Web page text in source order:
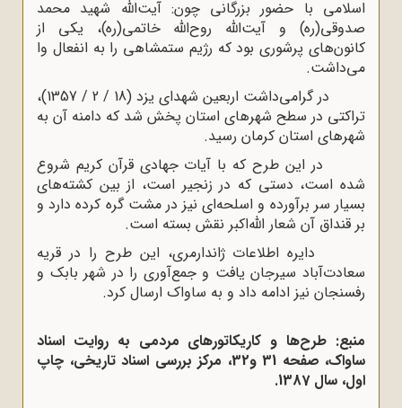
اسلامى با حضور بزرگانى چون: آیت‌اللّه‌ شهید محمد
صدوقى(ره) و آیت‌اللّه‌ روح‌الله‌ خاتمى(ره)، یکى از
کانون‌هاى پرشورى بود که رژیم ستمشاهى را به انفعال وا
مى‌داشت.
در گرامی‌داشت اربعین شهداى یزد (18 / 2 / 1357)،
تراکتى در سطح شهرهاى استان پخش شد که دامنه آن به
شهرهاى استان کرمان رسید.
در این طرح که با آیات جهادى قرآن کریم شروع
شده است، دستى که در زنجیر است، از بین کشته‌هاى
بسیار سر برآورده و اسلحه‌اى نیز در مشت گره کرده دارد و
بر قنداق آن شعار اللّه‌اکبر نقش بسته است.
دایره اطلاعات ژاندارمرى، این طرح را در قریه
سعادت‌آباد سیرجان یافت و جمع‌آورى را در شهر بابک و
رفسنجان نیز ادامه داد و به ساواک ارسال کرد.
منبع: طرح‌ها و کاریکاتورهای مردمی به روایت اسناد
ساواک، صفحه 31 و32، مرکز بررسی اسناد تاریخی، چاپ
اول، سال 1387.